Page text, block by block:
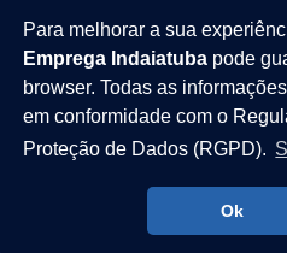
Para melhorar a sua
Emprega Indaiatuba pode
browser. Todas as
em conformidade com o
Proteção de Dados (RGPD).
Ok
Emprega Indaiatuba - Todos os